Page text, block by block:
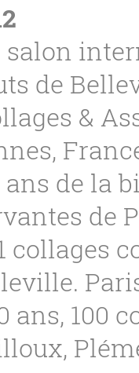
salon
de
&
ans de la
de
collages
ans, 100